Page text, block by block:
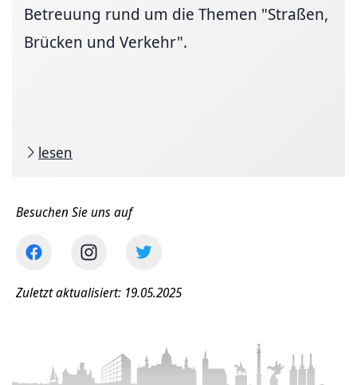
Betreuung rund um die Themen "Straßen,
Brücken und Verkehr".
lesen
Besuchen Sie uns auf
Zuletzt aktualisiert: 19.05.2025